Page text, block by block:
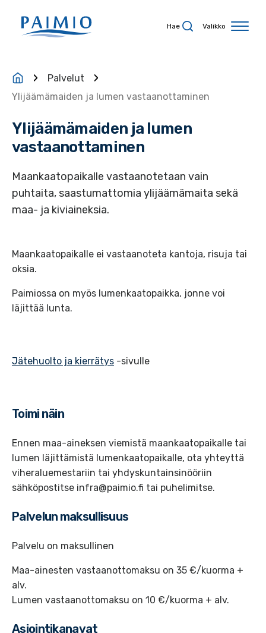
Hae Valikko
Palvelut
Ylijäämämaiden ja lumen vastaanottaminen
Ylijäämämaiden ja lumen
vastaanottaminen
Maankaatopaikalle vastaanotetaan vain
puhtaita, saastumattomia ylijäämämaita sekä
maa- ja kiviaineksia.
Maankaatopaikalle ei vastaanoteta kantoja, risuja tai
oksia.
Paimiossa on myös lumenkaatopaikka, jonne voi
läjittää lunta.
Jätehuolto ja kierrätys -sivulle
Toimi näin
Ennen maa-aineksen viemistä maankaatopaikalle tai
lumen läjittämistä lumenkaatopaikalle, ota yhteyttä
viheraluemestariin tai yhdyskuntainsinööriin
sähköpostitse infra@paimio.fi tai puhelimitse.
Palvelun maksullisuus
Palvelu on maksullinen
Maa-ainesten vastaanottomaksu on 35 €/kuorma +
alv.
Lumen vastaanottomaksu on 10 €/kuorma + alv.
Asiointikanavat